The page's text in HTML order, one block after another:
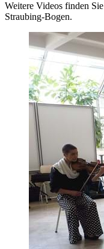
Weitere Videos finden
Straubing-Bogen.